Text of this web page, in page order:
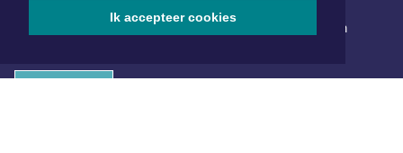
Ik accepteer cookies
Schrijf je in voor onze nieuwsbrief en krijg wekelijks een